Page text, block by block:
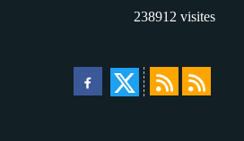
238912 visites